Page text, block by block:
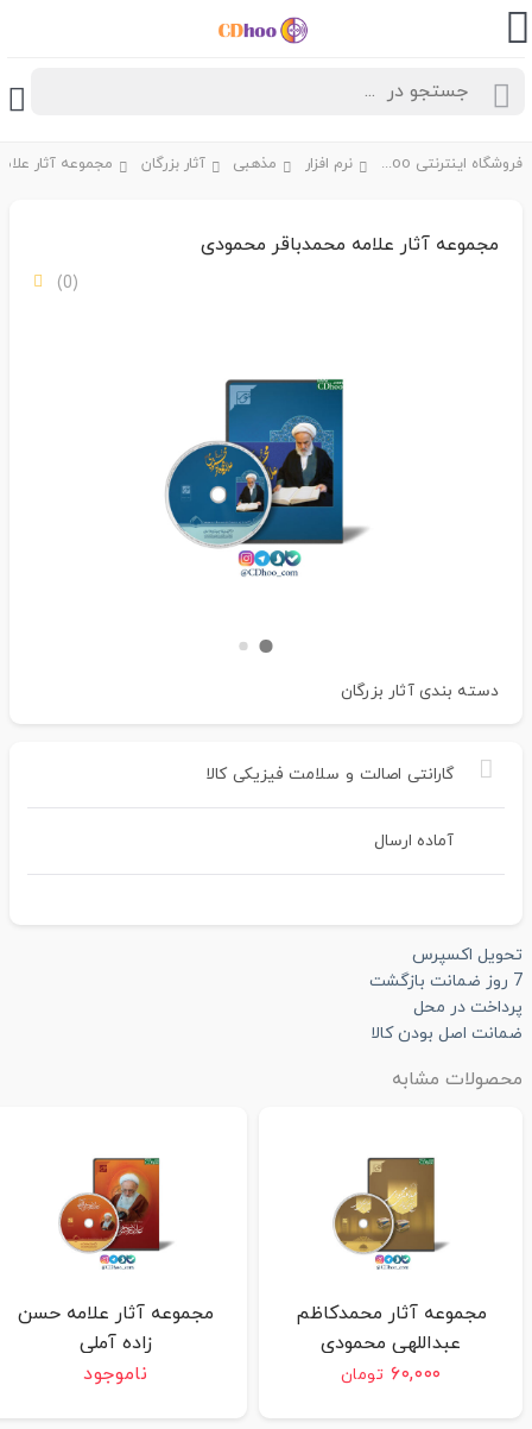
فروشگاه اینترنتی CDhoo نرم افزار مذهبی آثار بزرگان
مجموعه آثار علامه محمدباقر محمودی
(0)
دسته بندی آثار بزرگان
گارانتی اصالت و سلامت فیزیکی کالا
آماده ارسال
تحویل اکسپرس
7 روز ضمانت بازگشت
پرداخت در محل
ضمانت اصل بودن کالا
محصولات مشابه
مجموعه آثار محمدکاظم
عبداللهی محمودی
۶۰,۰۰۰ تومان
مجموعه آثار علامه حسن
زاده آملی
ناموجود